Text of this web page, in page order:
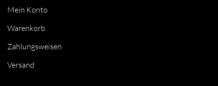
Mein Konto
Warenkorb
Zahlungsweisen
Versand